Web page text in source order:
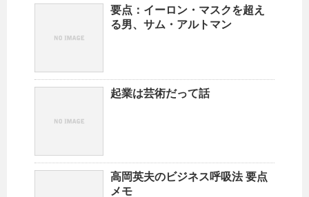
要点：イーロン・マスクを超え
る男、サム・アルトマン
起業は芸術だって話
高岡英夫のビジネス呼吸法 要点
メモ